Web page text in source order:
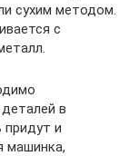
сухим методом.
с
в
придут и
машинка,